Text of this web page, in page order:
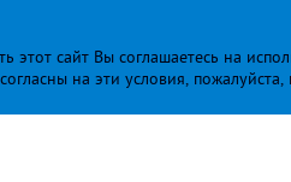
этот сайт Вы соглашаетесь на
на эти условия, пожалуйста,